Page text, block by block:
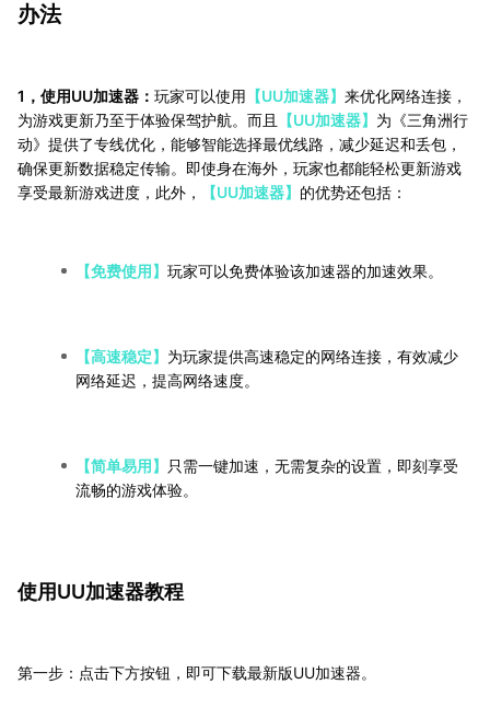
办法
1，使用UU加速器： 玩家可以使用 【UU加速器】 来优化网络连接，
为游戏更新乃至于体验保驾护航。而且
【UU加速器】 为《三角洲行
动》提供了专线优化，能够智能选择最优线路，减少延迟和丢包，
确保更新数据稳定传输。即使身在海外，玩家也都能轻松更新游戏
享受最新游戏进度，此外，
【UU加速器】 的优势还包括：
【免费使用】 玩家可以免费体验该加速器的加速效果。
【高速稳定】 为玩家提供高速稳定的网络连接，有效减少
网络延迟，提高网络速度。
【简单易用】
只需一键加速，无需复杂的设置，即刻享受
流畅的游戏体验。
使用UU加速器教程
第一步：点击下方按钮，即可下载最新版UU加速器。